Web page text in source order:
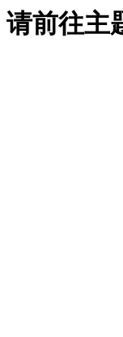
请前往主